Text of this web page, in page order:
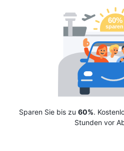
Sparen Sie bis zu 60%.
Stunden vor